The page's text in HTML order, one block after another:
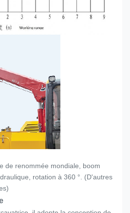
de renommée mondiale, boom
rotation à 360 °. (D'autres